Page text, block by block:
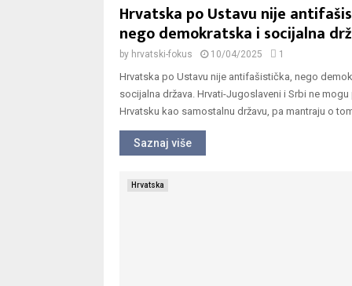
Hrvatska po Ustavu nije
nego demokratska i socijalna
by hrvatski-fokus 10/04/2025 1
Hrvatska po Ustavu nije antifašistička, nego
socijalna država. Hrvati-Jugoslaveni i Srbi ne mogu
Hrvatsku kao samostalnu državu, pa mantraju o
Saznaj više
Hrvatska